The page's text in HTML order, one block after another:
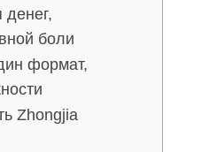
денег,
боли
формат,
Zhongjia